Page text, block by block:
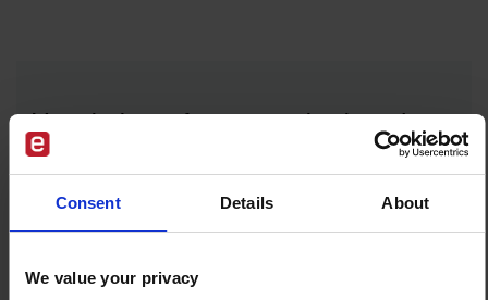
Consent Details About
We value your privacy
Har du brug for at sende digital
post?
Lad os fortælle dig om e-Boks.
Kontakt os